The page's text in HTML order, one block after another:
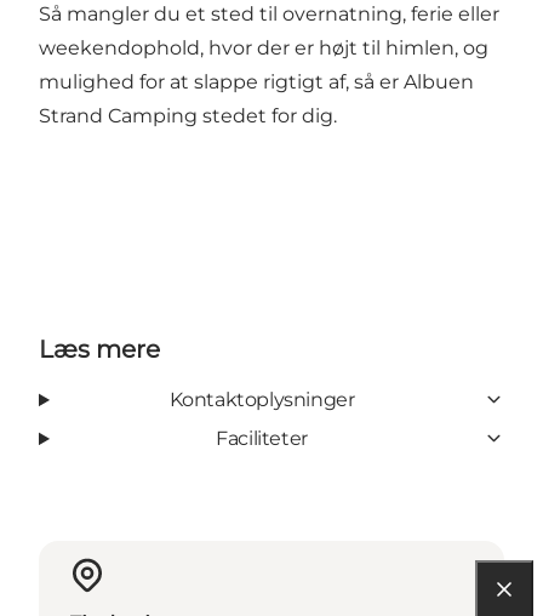
Så mangler du et sted til overnatning, ferie eller
weekendophold, hvor der er højt til himlen, og
mulighed for at slappe rigtigt af, så er Albuen
Strand Camping stedet for dig.
Læs mere
Kontaktoplysninger
Faciliteter